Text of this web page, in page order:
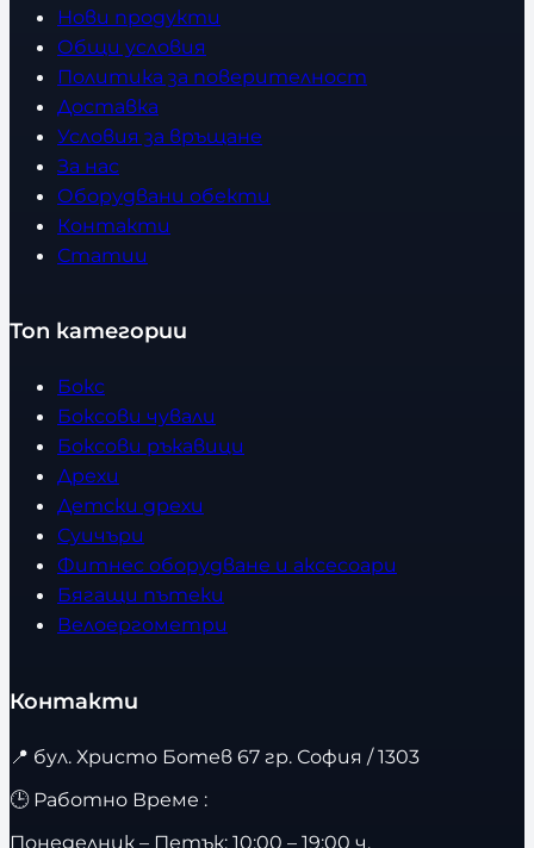
Нови продукти
Общи условия
Политика за поверителност
Доставка
Условия за връщане
За нас
Оборудвани обекти
Контакти
Статии
Топ категории
Бокс
Боксови чували
Боксови ръкавици
Дрехи
Детски дрехи
Суичъри
Фитнес оборудване и аксесоари
Бягащи пътеки
Велоергометри
Контакти
📍 бул. Христо Ботев 67 гр. София / 1303
🕒 Работно Време :
Понеделник – Петък: 10:00 – 19:00 ч.